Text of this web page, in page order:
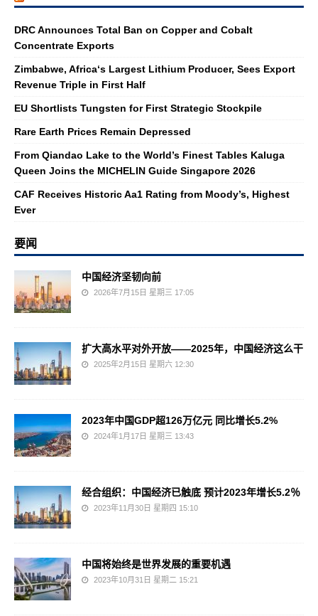
DRC Announces Total Ban on Copper and Cobalt
Concentrate Exports
Zimbabwe, Africa‘s Largest Lithium Producer, Sees Export
Revenue Triple in First Half
EU Shortlists Tungsten for First Strategic Stockpile
Rare Earth Prices Remain Depressed
From Qiandao Lake to the World’s Finest Tables Kaluga
Queen Joins the MICHELIN Guide Singapore 2026
CAF Receives Historic Aa1 Rating from Moody’s, Highest
Ever
要闻
中国经济坚韧向前
2026年7月15日 星期三 17:05
扩大高水平对外开放——2025年，中国经济这么干
2025年2月15日 星期六 12:30
2023年中国GDP超126万亿元 同比增长5.2%
2024年1月17日 星期三 13:43
经合组织：中国经济已触底 预计2023年增长5.2％
2023年11月30日 星期四 15:10
中国将始终是世界发展的重要机遇
2023年10月31日 星期二 15:21